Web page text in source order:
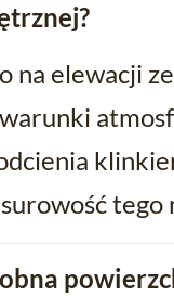
na elewacji
tego